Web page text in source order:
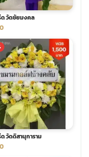
วัดชัยมงคล
วัดดิสานุการาม